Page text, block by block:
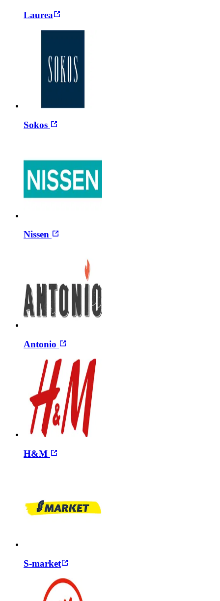
Laurea
Sokos
Nissen
Antonio
H&M
S-market